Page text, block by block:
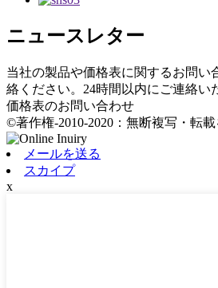
ニュースレター
当社の製品や価格表に関するお問い
絡ください。24時間以内にご連絡い
価格表のお問い合わせ
©著作権-2010-2020：無断複写・転載
メールを送る
スカイプ
x